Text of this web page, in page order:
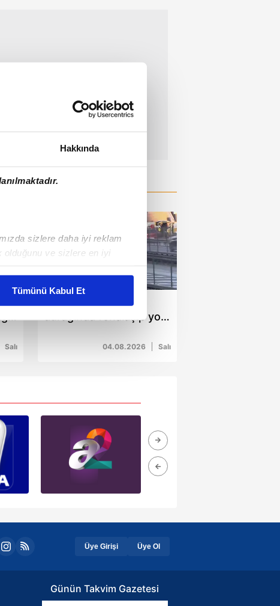
Hakkında
sizlere daha iyi reklam
olduğunu ve sizlere en iyi
hizmetlerinin sunulması
ve sitemizde ilgili
Tümünü Kabul Et
Salı
00:40
Şirinevler metrobüs
durağında fenalaşıp yola
04.08.2026 Salı
Üye Girişi Üye Ol
Günün Takvim Gazetesi